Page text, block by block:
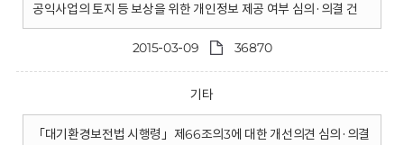
공익사업의 토지 등 보상을 위한 개인정보 제공 여부 심의·의결 건
2015-03-09 36870
기타
「대기환경보전법 시행령」제66조의3에 대한 개선의견 심의·의결